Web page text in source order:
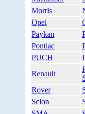
Morris
Opel
Paykan
Pontiac
PUCH
Renault
Rover
Scion